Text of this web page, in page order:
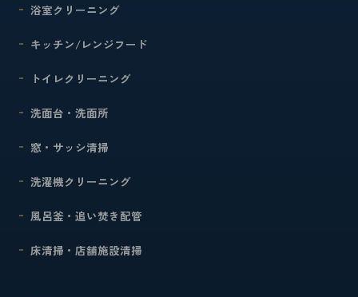
浴室クリーニング
キッチン/レンジフード
トイレクリーニング
洗面台・洗面所
窓・サッシ清掃
洗濯機クリーニング
風呂釜・追い焚き配管
床清掃・店舗施設清掃